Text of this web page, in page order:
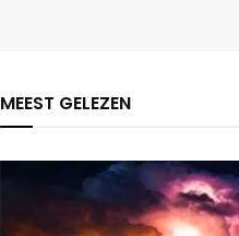
MEEST GELEZEN